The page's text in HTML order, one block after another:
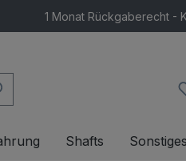
1 Monat Rückgaberecht -
Shafts Sonstiges